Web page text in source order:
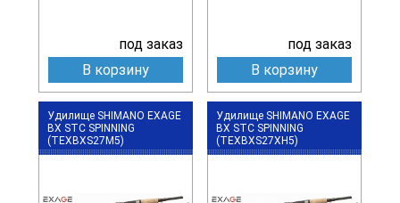
под заказ
В корзину
под заказ
В корзину
Удилище SHIMANO EXAGE
BX STC SPINNING
(TEXBXS27M5)
Удилище SHIMANO EXAGE
BX STC SPINNING
(TEXBXS27XH5)